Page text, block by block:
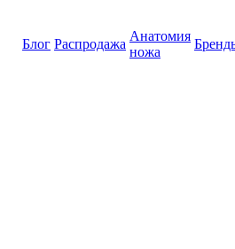
Блог Распродажа
Анатомия
ножа